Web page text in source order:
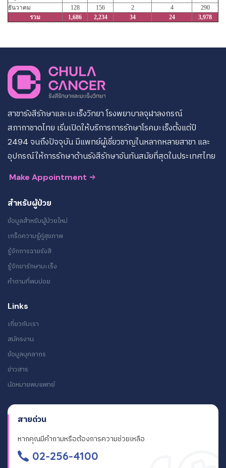
ธันวาคม
128 156 2 4
290
รวม
1,686 2,234 34 24 3,978
สาขารังสีรักษาและมะเร็งวิทยา โรงพยาบาลจุฬาลงกรณ์
สภากาชาดไทย เริ่มเปิดให้บริการการรักษาโรคมะเร็งตั้งแต่ปี
2494 จนถึงปัจจุบัน มีแพทย์ผู้เชี่ยวชาญในหลากหลายสาขา และ
อุปกรณ์ให้การรักษาด้านรังสีรักษาอันทันสมัยที่สุดในประเทศไทย
Make Appointment
สำหรับผู้ป่วย
ข้อมูลสำหรับผู้ป่วยใหม่
เกร็ดความรู้คู่สุขภาพ
รู้จักการฉายรังสี
รู้จักยารักษามะเร็ง
คำถามที่พบบ่อย
Links
เกี่ยวกับเรา
สมัครงาน
ข้อมูลบุคลากร
ข่าวสาร
นัดหมายพบแพทย์
สายด่วน
หากคุณมีคำถามหรือต้องการความช่วยเหลือ
02-256-4100